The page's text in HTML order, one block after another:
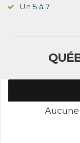
Un 5 à 7